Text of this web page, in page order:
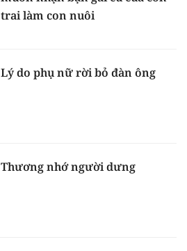
trai làm con nuôi
Lý do phụ nữ rời bỏ đàn ông
Thương nhớ người dưng